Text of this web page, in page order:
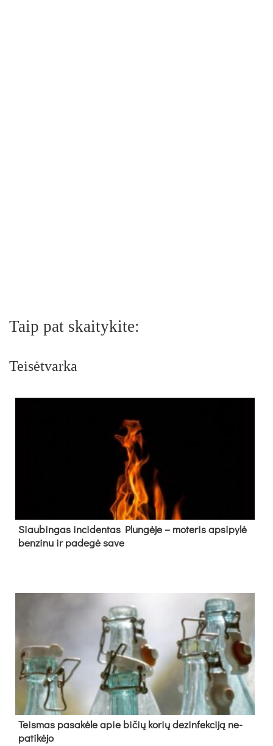
Taip pat skaitykite:
Teisėtvarka
Siau­bin­gas in­ci­den­tas Plun­gė­je – mo­te­ris ap­si­py­lė
ben­zi­nu ir pa­de­gė sa­ve
Teis­mas pa­sa­kė­le apie bi­čių ko­rių de­zin­fek­ci­ją ne­
pa­ti­kė­jo